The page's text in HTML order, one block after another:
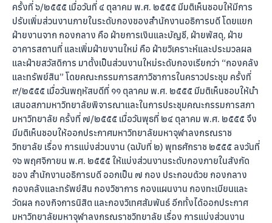
ครั้งที่ ๖/๒๕๕๕ เมื่อวันที่ ๔ ตุลาคม พ.ศ. ๒๕๕๕ มีมติเห็นชอบให้มีการ
ปรับเพิ่มส่วนงานภายในระดับกองของสำนักงานอธิการบดี โดยแยก
ฝ่ายงานจาก กองกลาง คือ ฝ่ายการเงินและบัญชี, ฝ่ายพัสดุ, ฝ่าย
อาคารสถานที่ และเพิ่มฝ่ายงานใหม่ คือ ฝ่ายวิเคราะห์และประมวลผล
และฝ่ายสวัสดิการ มาตั้งเป็นส่วนงานใหม่ระดับกองเรียกว่า “กองคลัง
และทรัพย์สิน” โดยคณะกรรมการสภาวิชาการในคราวประชุม ครั้งที่
๙/๒๕๕๕ เมื่อวันพฤหัสบดีที่ ๑๑ ตุลาคม พ.ศ. ๒๕๕๕ มีมติเห็นชอบให้นำ
เสนอสภามหาวิทยาลัยพิจารณาและในการประชุมคณะกรรมการสภา
มหาวิทยาลัย ครั้งที่ ๗/๒๕๕๕ เมื่อวันพุธที่ ๒๔ ตุลาคม พ.ศ. ๒๕๕๕ จึง
มีมติเห็นชอบให้ออกประกาศมหาวิทยาลัยมหาจุฬาลงกรณราช
วิทยาลัย เรื่อง การแบ่งส่วนงาน (ฉบับที่ ๒) พุทธศักราช ๒๕๕๕ ลงวันที่
๑๖ พฤศจิกายน พ.ศ. ๒๕๕๕ ให้แบ่งส่วนงานระดับกองภายในสังกัด
ของ สำนักงานอธิการบดี ออกเป็น ๗ กอง ประกอบด้วย กองกลาง
กองคลังและทรัพย์สิน กองวิชาการ กองแผนงาน กองทะเบียนและ
วัดผล กองกิจการนิสิต และกองวิเทศสัมพันธ์ อีกทั้งได้ออกประกาศ
มหาวิทยาลัยมหาจุฬาลงกรณราชวิทยาลัย เรื่อง การแบ่งส่วนงาน